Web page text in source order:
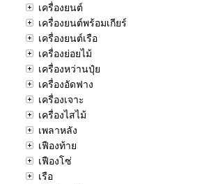
เครื่องยนต์
เครื่องยนต์พร้อมเกียร์
เครื่องยนต์เรือ
เครื่องย่อยไม้
เครื่องหว่านปุ๋ย
เครื่องอัดฟาง
เครื่องเจาะ
เครื่องไสไม้
เพลาหลัง
เฟืองท้าย
เฟืองโซ่
เรือ